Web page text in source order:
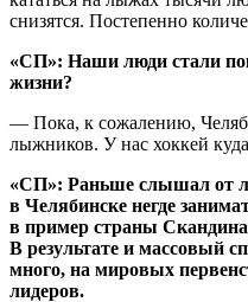
снизятся. Постепенно
«СП»: Наши люди стали
жизни?
— Пока, к сожалению,
лыжников. У нас хоккей
«СП»: Раньше слышал от
в Челябинске негде
в пример страны
В результате и массовый
много, на мировых
лидеров.